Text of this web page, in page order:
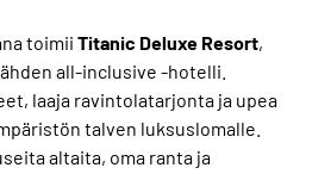
toimii Titanic Deluxe Resort,
all-inclusive -hotelli.
laaja ravintolatarjonta ja upea
talven luksuslomalle.
altaita, oma ranta ja